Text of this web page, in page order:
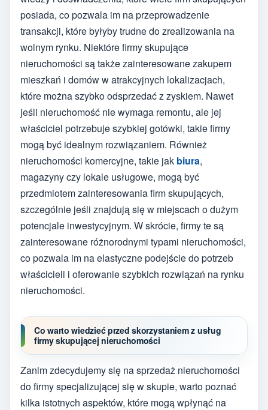
posiada, co pozwala im na przeprowadzenie
transakcji, które byłyby trudne do zrealizowania na
wolnym rynku. Niektóre firmy skupujące
nieruchomości są także zainteresowane zakupem
mieszkań i domów w atrakcyjnych lokalizacjach,
które można szybko odsprzedać z zyskiem. Nawet
jeśli nieruchomość nie wymaga remontu, ale jej
właściciel potrzebuje szybkiej gotówki, takie firmy
mogą być idealnym rozwiązaniem. Również
nieruchomości komercyjne, takie jak biura,
magazyny czy lokale usługowe, mogą być
przedmiotem zainteresowania firm skupujących,
szczególnie jeśli znajdują się w miejscach o dużym
potencjale inwestycyjnym. W skrócie, firmy te są
zainteresowane różnorodnymi typami nieruchomości,
co pozwala im na elastyczne podejście do potrzeb
właścicieli i oferowanie szybkich rozwiązań na rynku
nieruchomości.
Co warto wiedzieć przed skorzystaniem z usług
firmy skupującej nieruchomości
Zanim zdecydujemy się na sprzedaż nieruchomości
do firmy specjalizującej się w skupie, warto poznać
kilka istotnych aspektów, które mogą wpłynąć na